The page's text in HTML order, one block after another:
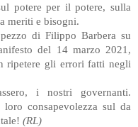
potere per il potere, sulla
meriti e bisogni.
di Filippo Barbera su
del 14 marzo 2021,
ripetere gli errori fatti negli
i nostri governanti.
consapevolezza sul da
(RL)